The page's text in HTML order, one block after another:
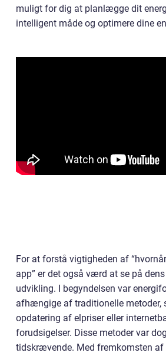
muligt for dig at planlægge dit
intelligent måde og optimere dine
For at forstå vigtigheden af
app” er det også værd at se på
udvikling. I begyndelsen var
afhængige af traditionelle metoder,
opdatering af elpriser eller
forudsigelser. Disse metoder var
tidskrævende. Med fremkomsten af